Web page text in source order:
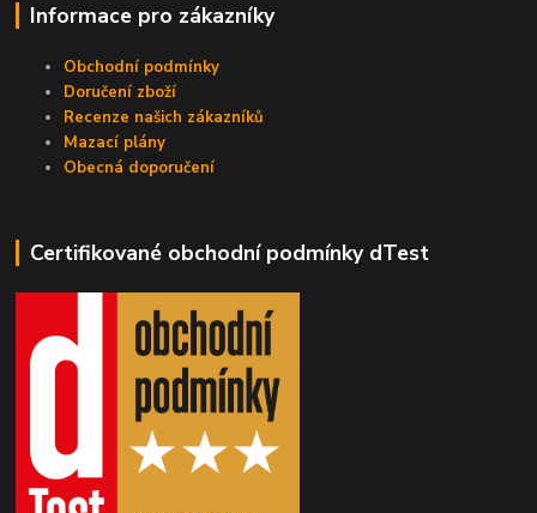
Informace pro zákazníky
Obchodní podmínky
Doručení zboží
Recenze našich zákazníků
Mazací plány
Obecná doporučení
Certifikované obchodní podmínky dTest